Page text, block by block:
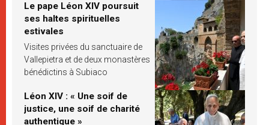
Le pape Léon XIV poursuit
ses haltes spirituelles
estivales
Visites privées du sanctuaire de
Vallepietra et de deux monastères
bénédictins à Subiaco
Léon XIV : « Une soif de
justice, une soif de charité
authentique »